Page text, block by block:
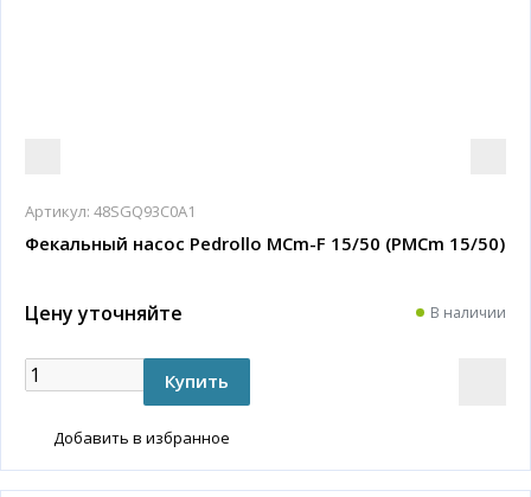
Артикул: 48SGQ93C0A1
Фекальный насос Pedrollo MCm-F 15/50 (PMCm 15/50)
Цену уточняйте В наличии
Добавить в избранное